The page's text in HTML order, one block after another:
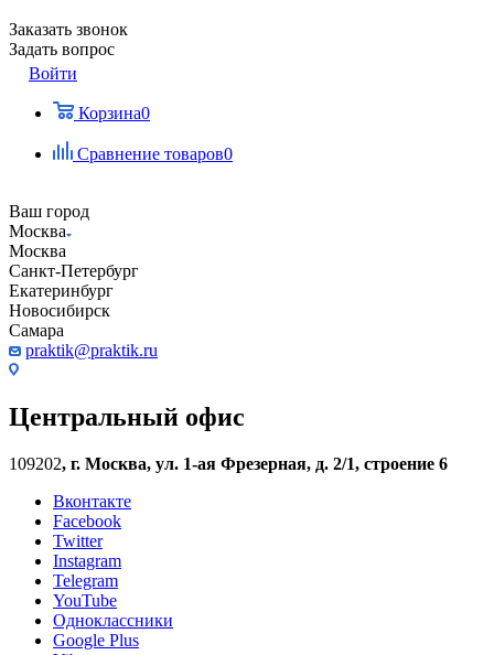
Заказать звонок
Задать вопрос
Войти
Корзина0
Сравнение товаров0
Ваш город
Москва
Москва
Санкт-Петербург
Екатеринбург
Новосибирск
Самара
praktik@praktik.ru
Центральный офис
109202, г. Москва, ул. 1-ая Фрезерная, д. 2/1, строение 6
Вконтакте
Facebook
Twitter
Instagram
Telegram
YouTube
Одноклассники
Google Plus